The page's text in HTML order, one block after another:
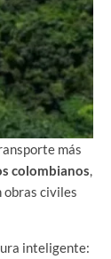
más
colombianos,
obras civiles
inteligente: